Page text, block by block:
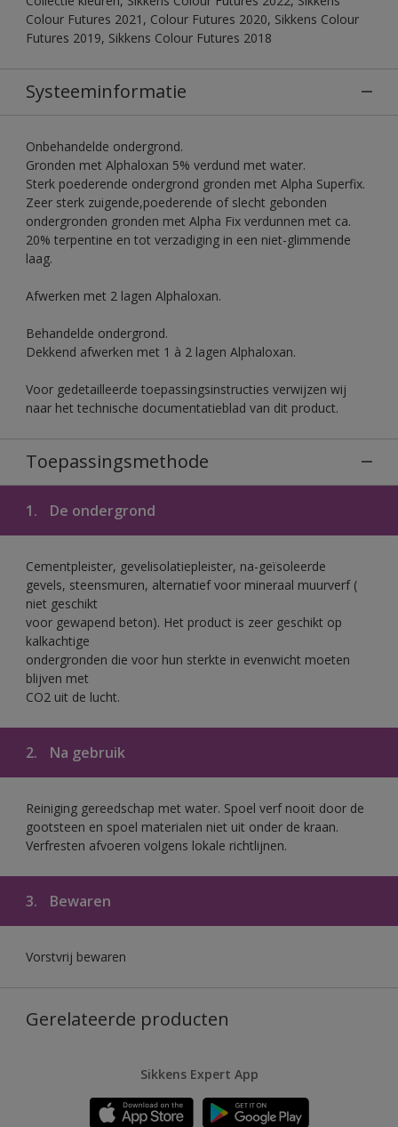
Colour Futures 2021, Colour Futures 2020, Sikkens Colour
Futures 2019, Sikkens Colour Futures 2018
Systeeminformatie
Onbehandelde ondergrond.
Gronden met Alphaloxan 5% verdund met water.
Sterk poederende ondergrond gronden met Alpha Superfix.
Zeer sterk zuigende,poederende of slecht gebonden
ondergronden gronden met Alpha Fix verdunnen met ca.
20% terpentine en tot verzadiging in een niet-glimmende
laag.
Afwerken met 2 lagen Alphaloxan.
Behandelde ondergrond.
Dekkend afwerken met 1 à 2 lagen Alphaloxan.
Voor gedetailleerde toepassingsinstructies verwijzen wij
naar het technische documentatieblad van dit product.
Toepassingsmethode
1. De ondergrond
Cementpleister, gevelisolatiepleister, na-geïsoleerde
gevels, steensmuren, alternatief voor mineraal muurverf (
niet geschikt
voor gewapend beton). Het product is zeer geschikt op
kalkachtige
ondergronden die voor hun sterkte in evenwicht moeten
blijven met
CO2 uit de lucht.
2. Na gebruik
Reiniging gereedschap met water. Spoel verf nooit door de
gootsteen en spoel materialen niet uit onder de kraan.
Verfresten afvoeren volgens lokale richtlijnen.
3. Bewaren
Vorstvrij bewaren
Gerelateerde producten
Sikkens Expert App